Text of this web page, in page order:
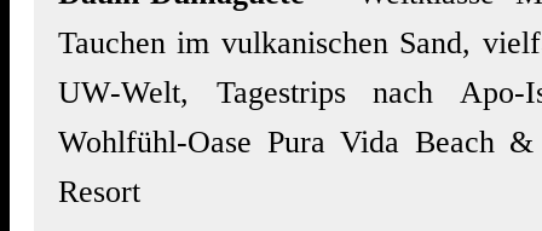
Tauchen im vulkanischen Sand,
UW-Welt, Tagestrips nach Apo-
Wohlfühl-Oase Pura Vida Beach
Resort